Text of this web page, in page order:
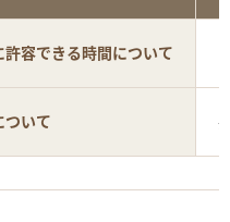
許容できる時間について
ついて